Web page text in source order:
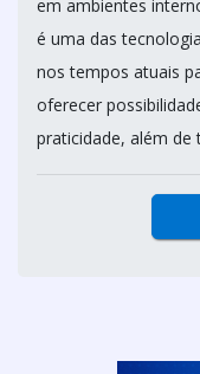
em ambientes
é uma das
nos tempos atuais
oferecer
praticidade, além de